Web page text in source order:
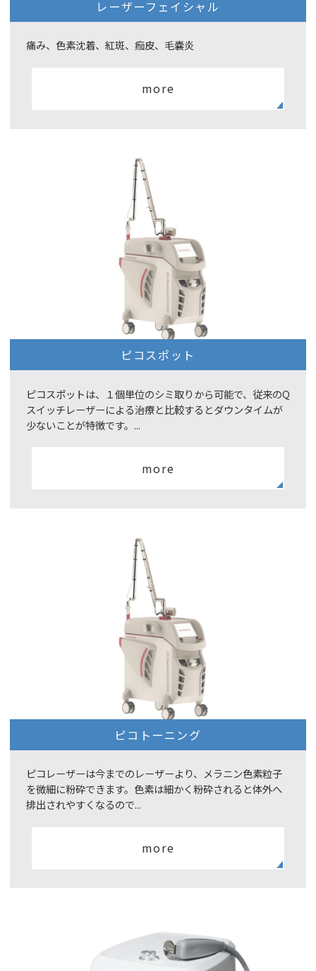
レーザーフェイシャル
痛み、色素沈着、紅斑、痂皮、毛嚢炎
more
ピコスポット
ピコスポットは、１個単位のシミ取りから可能で、従来のQ
スイッチレーザーによる治療と比較するとダウンタイムが
少ないことが特徴です。...
more
ピコトーニング
ピコレーザーは今までのレーザーより、メラニン色素粒子
を微細に粉砕できます。色素は細かく粉砕されると体外へ
排出されやすくなるので...
more